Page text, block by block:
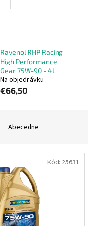
Ravenol RHP Racing
High Performance
Gear 75W-90 - 4L
Na objednávku
€66,50
Abecedne
Kód: 25631